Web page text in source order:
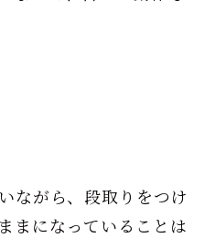
ながら、段取りをつけ
まになっていることは